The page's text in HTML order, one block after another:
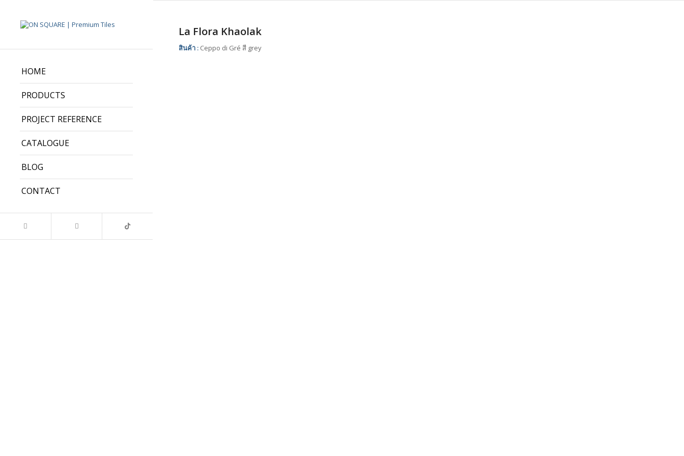
HOME
PRODUCTS
PROJECT REFERENCE
CATALOGUE
BLOG
CONTACT
La Flora Khaolak
สินค้า : Ceppo di Gré สี grey